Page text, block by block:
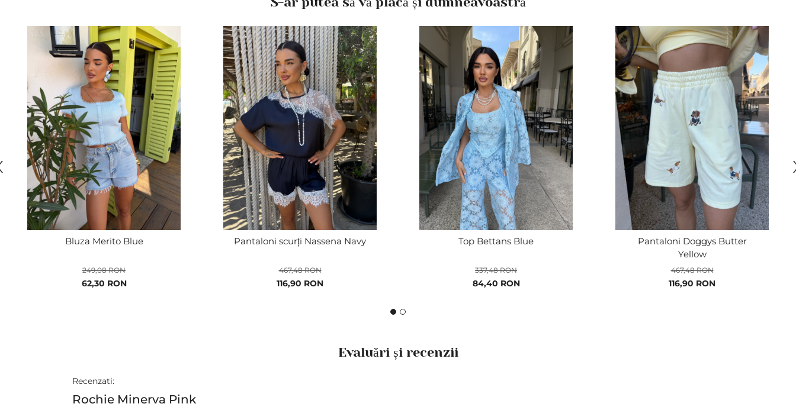
Bluza Merito Blue
Pret
62,30 RON
249,08 RON
Pantaloni scurți Nassena Navy
Pret
116,90 RON
467,48 RON
Top Bettans Blue
Pret
84,40 RON
337,48 RON
Pantaloni Doggys Butter
Yellow
Pret
116,90 RON
467,48 RON
Evaluări și recenzii
Recenzati:
Rochie Minerva Pink